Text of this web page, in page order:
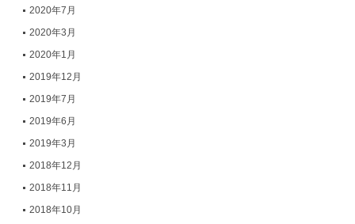
2020年7月
2020年3月
2020年1月
2019年12月
2019年7月
2019年6月
2019年3月
2018年12月
2018年11月
2018年10月